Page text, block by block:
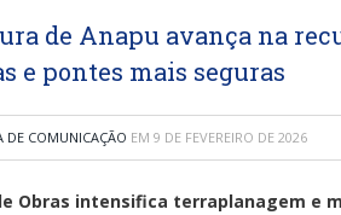
de Anapu avança na
e pontes mais seguras
DE COMUNICAÇÃO EM 9 DE FEVEREIRO DE 2026
Obras intensifica terraplanagem e